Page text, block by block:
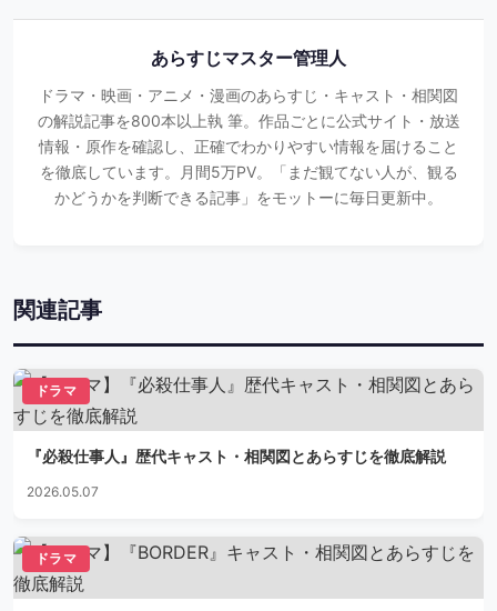
あらすじマスター管理人
ドラマ・映画・アニメ・漫画のあらすじ・キャスト・相関図
の解説記事を800本以上執 筆。作品ごとに公式サイト・放送
情報・原作を確認し、正確でわかりやすい情報を届けること
を徹底しています。月間5万PV。「まだ観てない人が、観る
かどうかを判断できる記事」をモットーに毎日更新中。
関連記事
ドラマ
『必殺仕事人』歴代キャスト・相関図とあらすじを徹底解説
2026.05.07
ドラマ